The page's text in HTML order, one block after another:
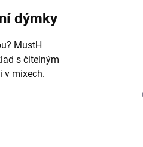
dýmky
MustH
s čitelným
v mixech.